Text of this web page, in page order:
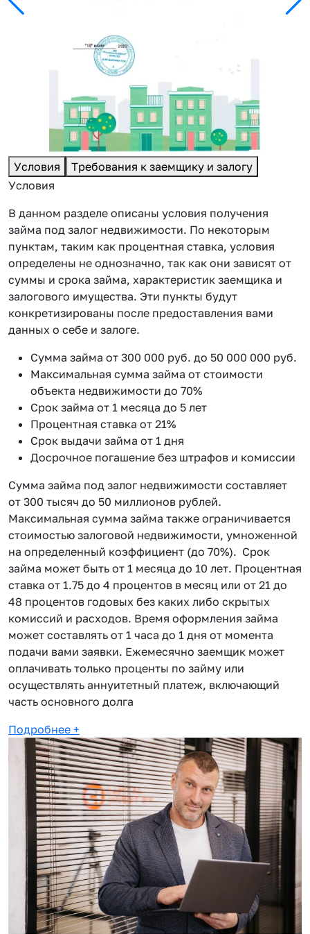
Условия
Требования к заемщику и залогу
Условия
В данном разделе описаны условия получения
займа под залог недвижимости. По некоторым
пунктам, таким как процентная ставка, условия
определены не однозначно, так как они зависят от
суммы и срока займа, характеристик заемщика и
залогового имущества. Эти пункты будут
конкретизированы после предоставления вами
данных о себе и залоге.
Сумма займа от 300 000 руб. до 50 000 000 руб.
Максимальная сумма займа от стоимости
объекта недвижимости до 70%
Срок займа от 1 месяца до 5 лет
Процентная ставка от 21%
Срок выдачи займа от 1 дня
Досрочное погашение без штрафов и комиссии
Сумма займа под залог недвижимости составляет
от 300 тысяч до 50 миллионов рублей.
Максимальная сумма займа также ограничивается
стоимостью залоговой недвижимости, умноженной
на определенный коэффициент (до 70%). Срок
займа может быть от 1 месяца до 10 лет. Процентная
ставка от 1.75 до 4 процентов в месяц или от 21 до
48 процентов годовых без каких либо скрытых
комиссий и расходов. Время оформления займа
может составлять от 1 часа до 1 дня от момента
подачи вами заявки. Ежемесячно заемщик может
оплачивать только проценты по займу или
осуществлять аннуитетный платеж, включающий
часть основного долга
Подробнее +